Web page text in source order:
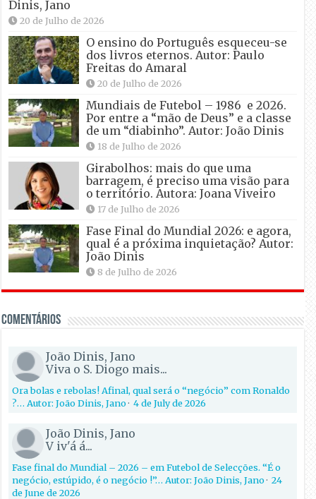
Dinis, Jano
20 de Julho de 2026
O ensino do Português esqueceu-se
dos livros eternos. Autor: Paulo
Freitas do Amaral
20 de Julho de 2026
Mundiais de Futebol – 1986 e 2026.
Por entre a “mão de Deus” e a classe
de um “diabinho”. Autor: João Dinis
18 de Julho de 2026
Girabolhos: mais do que uma
barragem, é preciso uma visão para
o território. Autora: Joana Viveiro
17 de Julho de 2026
Fase Final do Mundial 2026: e agora,
qual é a próxima inquietação? Autor:
João Dinis
8 de Julho de 2026
Comentários
João Dinis, Jano
Viva o S. Diogo mais...
Ora bolas e rebolas! Afinal, qual será o “negócio” com Ronaldo
?… Autor: João Dinis, Jano·4 de July de 2026
João Dinis, Jano
V iv'á á...
Fase final do Mundial – 2026 – em Futebol de Selecções. “É o
negócio, estúpido, é o negócio !”… Autor: João Dinis, Jano·24
de June de 2026